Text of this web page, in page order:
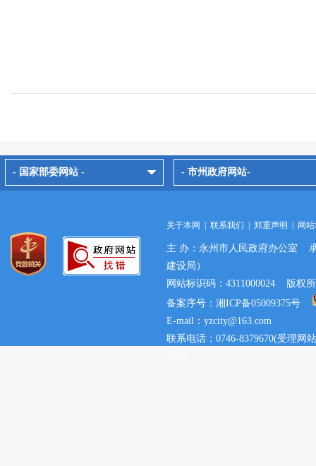
- 国家部委网站 - - 市州政府网站-
关于本网 联系我们 郑重声明 网
主 办：永州市人民政府办公室
建设局）
网站标识码：4311000024 版权
备案序号：湘ICP备05009375号
E-mail：yzcity@163.com
联系电话：0746-8379670(受理网